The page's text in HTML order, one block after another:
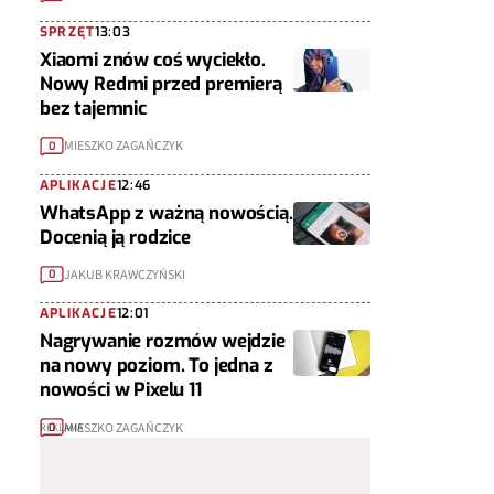
SPRZĘT13:03
Xiaomi znów coś wyciekło.
Nowy Redmi przed premierą
bez tajemnic
0 MIESZKO ZAGAŃCZYK
APLIKACJE12:46
WhatsApp z ważną nowością.
Docenią ją rodzice
0 JAKUB KRAWCZYŃSKI
APLIKACJE12:01
Nagrywanie rozmów wejdzie
na nowy poziom. To jedna z
nowości w Pixelu 11
0 MIESZKO ZAGAŃCZYK